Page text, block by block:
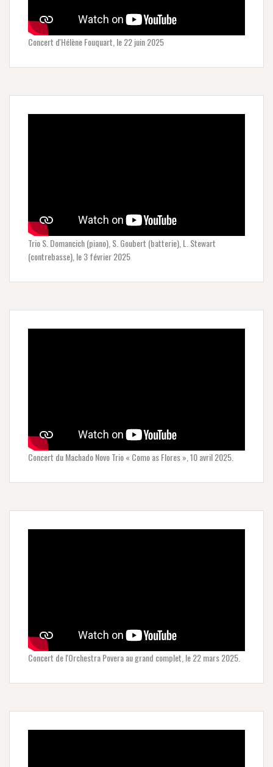
Concert d'Hélène Fouquart, le 22 juin 2025
Trio S. Domancich (piano), S. Goubert (batterie), L. Stewart
(contrebasse), le 3 février 2025
Concert du Machado Novo Trio « Como as Flores », 10 avril 2025.
Concert de l'Orchestra Povera au grand complet, le 22 mars 2025.